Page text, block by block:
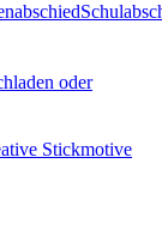
oder
Stickmotive